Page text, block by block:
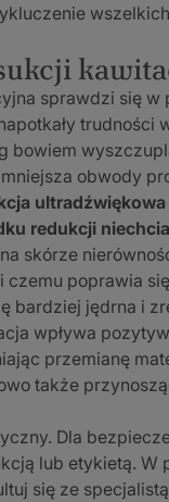
wszelkich
sprawdzi się w
trudności
bowiem
obwody
redukcji
na skórze
czemu poprawia
bardziej jędrna i
wpływa
przemianę
także
Dla
lub etykietą. W
się ze